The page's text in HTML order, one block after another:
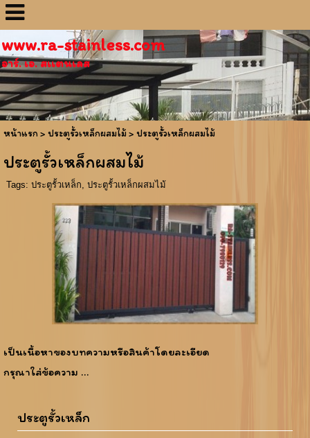
www.ra-stainless.com
อาร์. เอ. สเเตนเลส
หน้าแรก > ประตูรั้วเหล็กผสมไม้ > ประตูรั้วเหล็กผสมไม้
ประตูรั้วเหล็กผสมไม้
Tags: ประตูรั้วเหล็ก ประตูรั้วเหล็กผสมไม้
เป็นเนื้อหาของบทความหรือสินค้าโดยละเอียด
กรุณาใส่ข้อความ …
ประตูรั้วเหล็ก